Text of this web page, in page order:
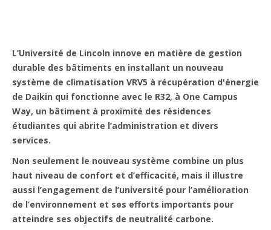
L’Université de Lincoln innove en matière de gestion
durable des bâtiments en installant un nouveau
système de climatisation VRV5 à récupération d'énergie
de Daikin qui fonctionne avec le R32, à One Campus
Way, un bâtiment à proximité des résidences
étudiantes qui abrite l’administration et divers
services.
Non seulement le nouveau système combine un plus
haut niveau de confort et d’efficacité, mais il illustre
aussi l’engagement de l’université pour l’amélioration
de l’environnement et ses efforts importants pour
atteindre ses objectifs de neutralité carbone.